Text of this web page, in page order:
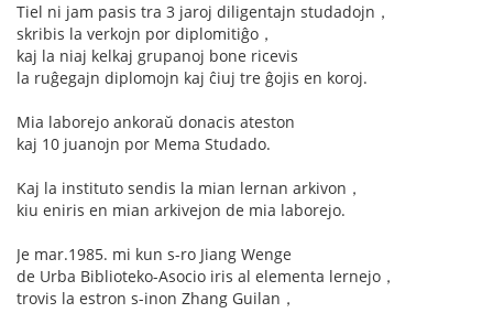
Tiel ni jam pasis tra 3 jaroj diligentajn studadojn，
skribis la verkojn por diplomitiĝo，
kaj la niaj kelkaj grupanoj bone ricevis
la ruĝegajn diplomojn kaj ĉiuj tre ĝojis en koroj.
Mia laborejo ankoraŭ donacis ateston
kaj 10 juanojn por Mema Studado.
Kaj la instituto sendis la mian lernan arkivon，
kiu eniris en mian arkivejon de mia laborejo.
Je mar.1985. mi kun s-ro Jiang Wenge
de Urba Biblioteko-Asocio iris al elementa lernejo，
trovis la estron s-inon Zhang Guilan，